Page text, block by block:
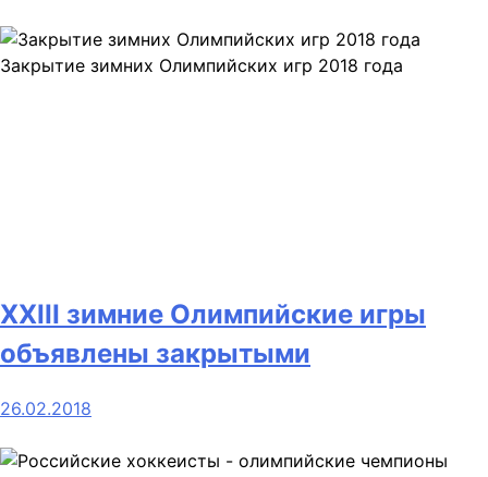
Закрытие зимних Олимпийских игр 2018 года
XXIII зимние Олимпийские игры
объявлены закрытыми
26.02.2018